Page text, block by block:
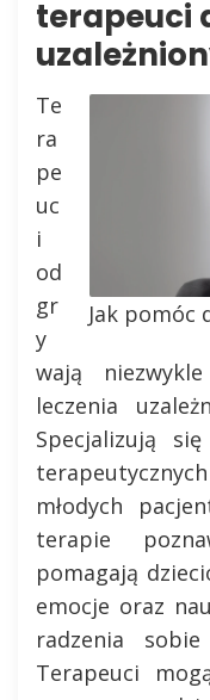
terapeuci
Jak pomóc
Te
ra
pe
uc
i
od
gr
y
wają
leczenia
Specjalizują
młodych
terapie
pomagają
emocje oraz
radzenia
Terapeuci